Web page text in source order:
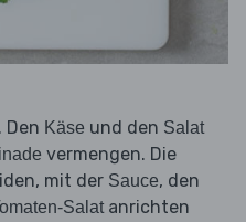
Den Käse und den Salat
vermengen. Die
mit der Sauce, den
Salatanrichten